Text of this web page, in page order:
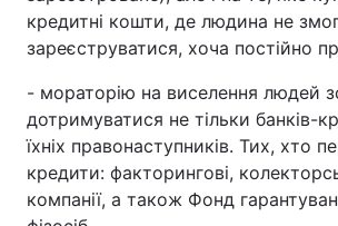
кредитні кошти, де людина не
зареєструватися, хоча постійно
- мораторію на виселення людей
дотримуватися не тільки банків-
їхніх правонаступників. Тих, хто
кредити: факторингові,
компанії, а також Фонд